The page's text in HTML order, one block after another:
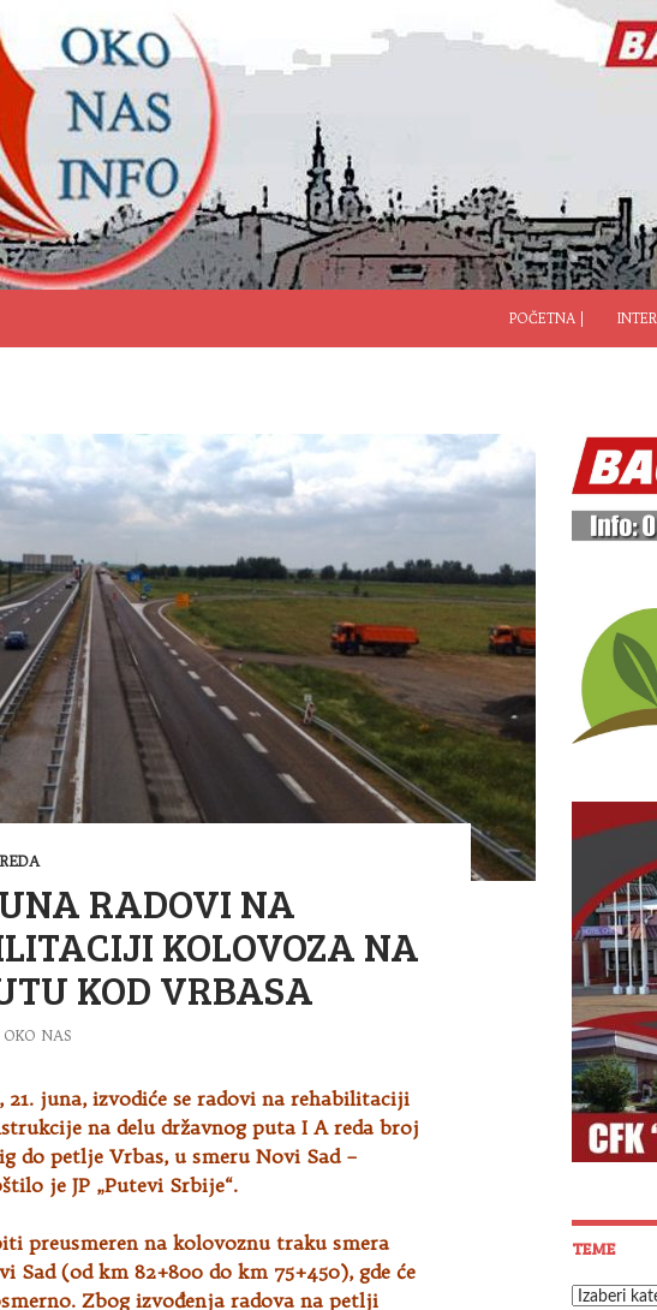
POČETNA |
RADOVI NA
KOLOVOZA NA
KOD VRBASA
OKO NAS
21. juna, izvodiće se radovi na rehabilitaciji
na delu državnog puta I A reda broj
do petlje Vrbas, u smeru Novi Sad –
je JP „Putevi Srbije“.
preusmeren na kolovoznu traku smera
Sad (od km 82+800 do km 75+450), gde će
Zbog izvođenja radova na petlji
TEME
Teme